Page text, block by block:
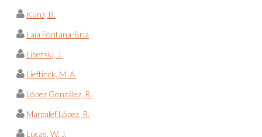
Kunz, B.
Laia Fontana-Bria
Liberski, J.
Lieftinck, M. A.
López González, R.
Margalef López, R.
Lucas, W. J.